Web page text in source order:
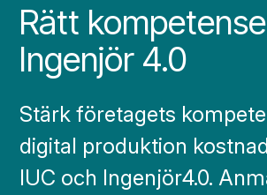
Rätt
Ingenjör 4.0
Stärk företagets
digital produktion
IUC och Ingenjör4.0.